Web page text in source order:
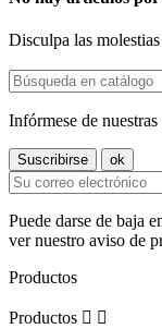
Disculpa las
Infórmese de
Puede darse de baja
ver nuestro aviso de
Productos
Productos  